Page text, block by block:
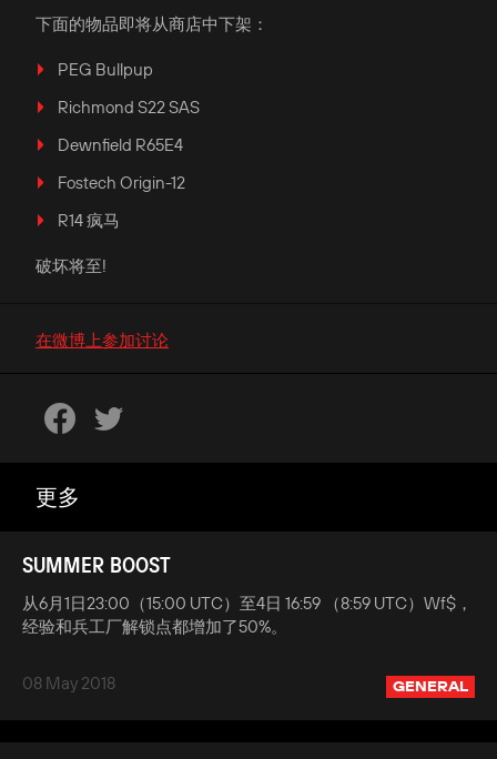
下面的物品即将从商店中下架：
PEG Bullpup
Richmond S22 SAS
Dewnfield R65E4
Fostech Origin-12
R14 疯马
破坏将至!
在微博上参加讨论
更多
SUMMER BOOST
从6月1日23:00（15:00 UTC）至4日 16:59 （8:59 UTC）Wf$，
经验和兵工厂解锁点都增加了50%。
08 May 2018 GENERAL